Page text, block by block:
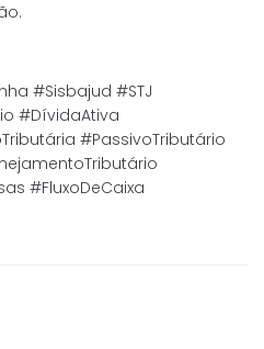
#Sisbajud #STJ
#DívidaAtiva
#PassivoTributário
#FluxoDeCaixa